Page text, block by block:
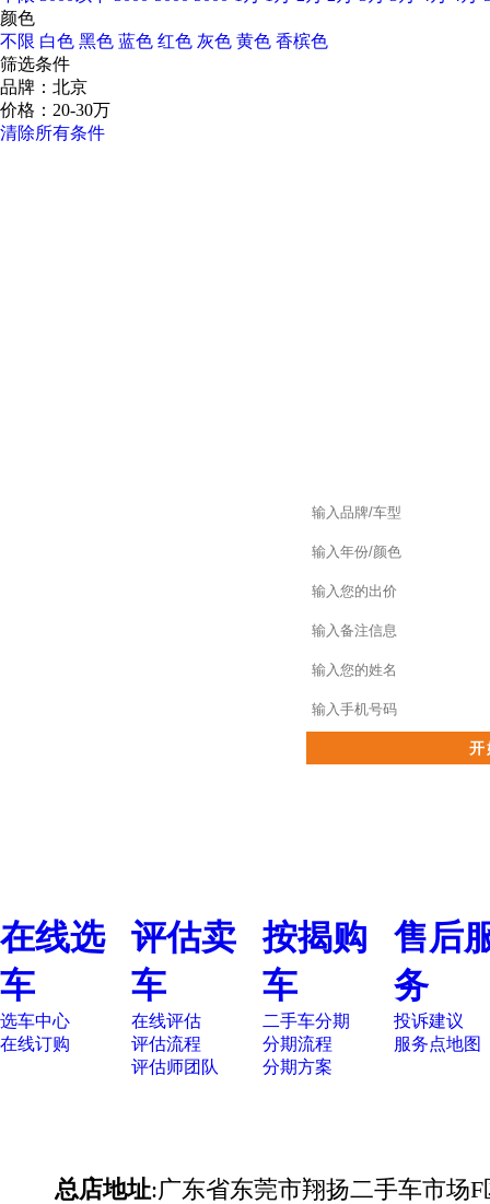
颜色
不限 白色 黑色 蓝色 红色 灰色 黄色 香槟色
筛选条件
品牌：北京
价格：20-30万
清除所有条件
在线选
车
选车中心
在线订购
评估卖
车
在线评估
评估流程
评估师团队
按揭购
车
二手车分期
分期流程
分期方案
售后
务
投诉建议
服务点地图
总店地址:广东省东莞市翔扬二手车市场